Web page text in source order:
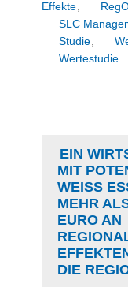
Effekte,
SLC
Studie,
Wertestudie
EIN
MIT
WEISS
MEHR
EURO AN
DIE